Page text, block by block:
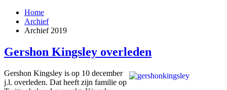
Home
Archief
Archief 2019
Gershon Kingsley overleden
Gershon Kingsley is op 10 december
j.l. overleden. Dat heeft zijn familie op